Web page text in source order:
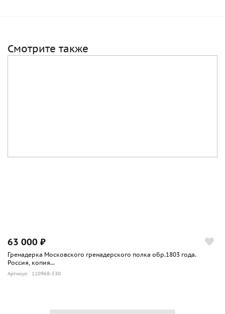
Смотрите также
63 000 ₽
Гренадерка Московского гренадерского полка обр.1803 года.
Россия, копия...
Артикул: 110968-530